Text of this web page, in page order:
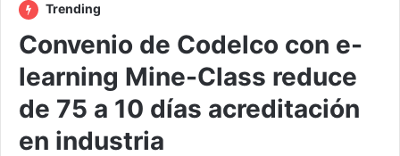
Trending
Convenio de Codelco con e-
learning Mine-Class reduce
de 75 a 10 días acreditación
en industria